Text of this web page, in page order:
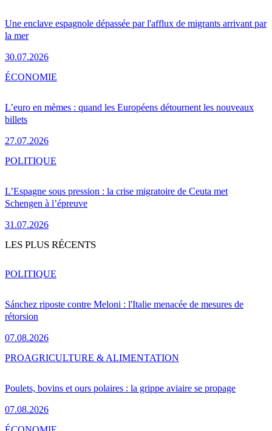
Une enclave espagnole dépassée par l'afflux de migrants arrivant par
la mer
30.07.2026
L’euro en mèmes : quand les Européens détournent les nouveaux
billets
27.07.2026
ÉCONOMIE
L’Espagne sous pression : la crise migratoire de Ceuta met
Schengen à l’épreuve
31.07.2026
POLITIQUE
LES PLUS RÉCENTS
Sánchez riposte contre Meloni : l'Italie menacée de mesures de
rétorsion
07.08.2026
POLITIQUE
Poulets, bovins et ours polaires : la grippe aviaire se propage
07.08.2026
PROAGRICULTURE & ALIMENTATION